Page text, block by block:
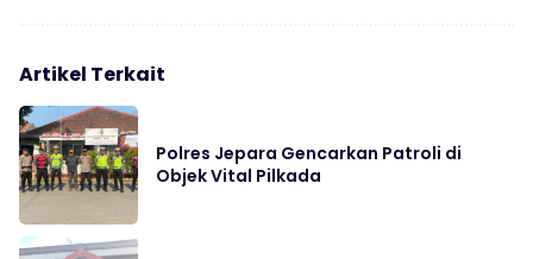
Artikel Terkait
Polres Jepara Gencarkan Patroli di
Objek Vital Pilkada